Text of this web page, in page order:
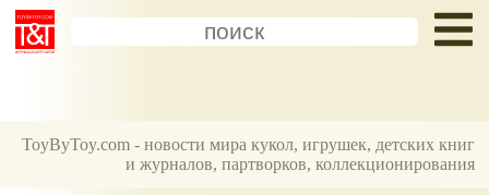
ToyByToy.com - новости мира кукол, игрушек, детских книг
и журналов, партворков, коллекционирования